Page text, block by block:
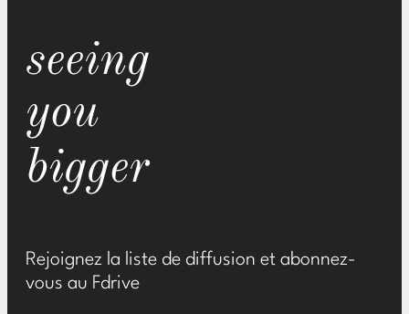
seeing
you
bigger
Rejoignez la liste de diffusion et abonnez-
vous au Fdrive